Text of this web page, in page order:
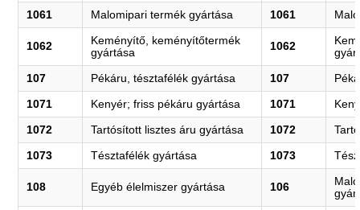
1061 Malomipari termék gyártása 1061
1062
Keményítő, keményítőtermék
gyártása
1062
107 Pékáru, tésztafélék gyártása 107
1071 Kenyér; friss pékáru gyártása 1071
1072 Tartósított lisztes áru gyártása 1072
1073 Tésztafélék gyártása 1073
108 Egyéb élelmiszer gyártása 106